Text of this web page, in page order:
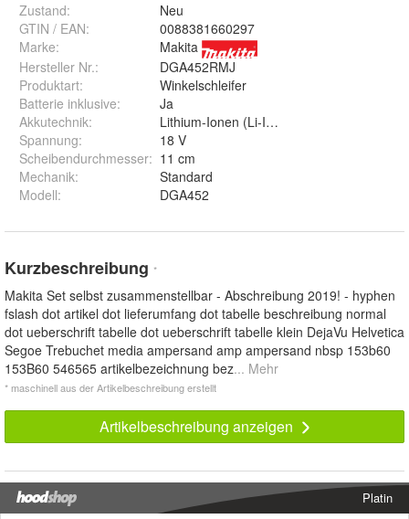
Zustand:
Neu
GTIN / EAN:
0088381660297
Marke:
Makita
Hersteller Nr.:
DGA452RMJ
Produktart:
Winkelschleifer
Batterie inklusive:
Ja
Akkutechnik:
Lithium-Ionen (Li-Ion)
Spannung:
18 V
Scheibendurchmesser: 11 cm
Mechanik:
Standard
Modell: DGA452
Kurzbeschreibung *
Makita Set selbst zusammenstellbar - Abschreibung 2019! - hyphen
fslash dot artikel dot lieferumfang dot tabelle beschreibung normal
dot ueberschrift tabelle dot ueberschrift tabelle klein DejaVu Helvetica
Segoe Trebuchet media ampersand amp ampersand nbsp 153b60
153B60 546565 artikelbezeichnung bez... Mehr
* maschinell aus der Artikelbeschreibung erstellt
Artikelbeschreibung anzeigen
Platin